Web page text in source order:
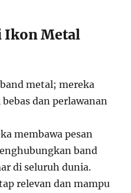
Ikon Metal
metal; mereka
dan perlawanan
membawa pesan
band
di seluruh dunia.
relevan dan mampu